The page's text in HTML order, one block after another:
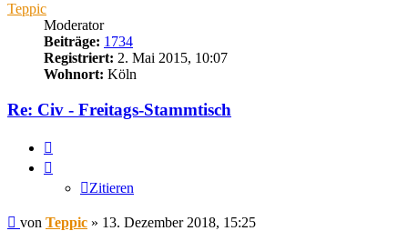
Teppic
Moderator
Beiträge: 1734
Registriert: 2. Mai 2015, 10:07
Wohnort: Köln
Re: Civ - Freitags-Stammtisch
Zitieren
Beitrag
von Teppic » 13. Dezember 2018, 15:25